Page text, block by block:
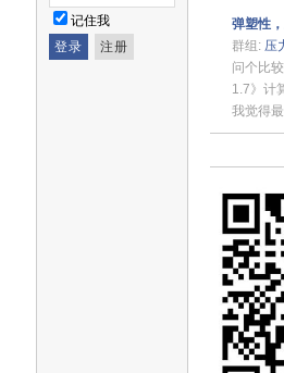
记住我
弹塑性
群组: 压
问个比
1.7》计
我觉得最